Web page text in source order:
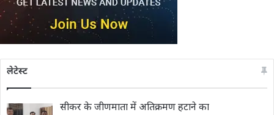
लेटेस्ट
सीकर के जीणमाता में अतिक्रमण हटाने का